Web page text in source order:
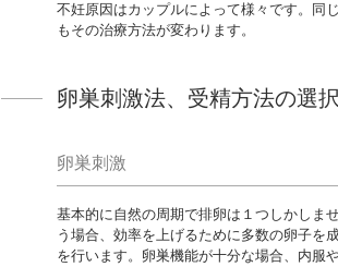
不妊原因はカップルによって様々です。同
もその治療方法が変わります。
卵巣刺激法、受精方法の選択
卵巣刺激
基本的に自然の周期で排卵は１つしかしま
う場合、効率を上げるために多数の卵子を
を行います。卵巣機能が十分な場合、内服